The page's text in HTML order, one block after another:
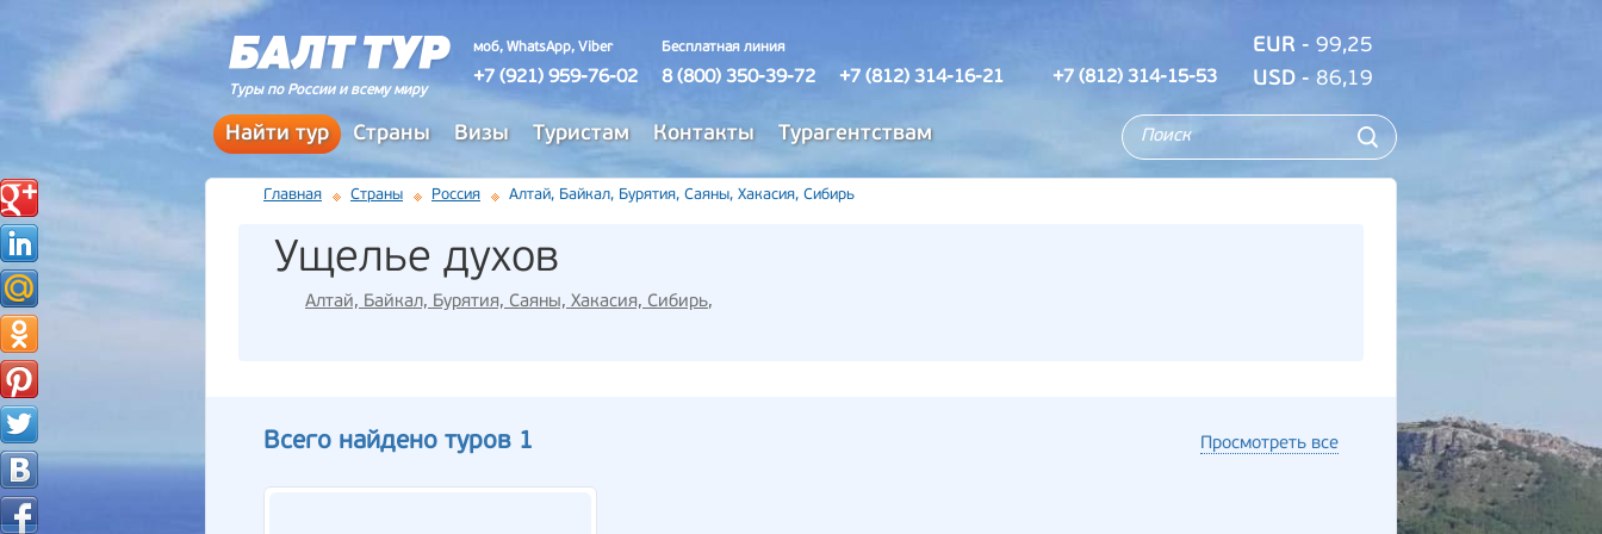
Туры по России и всему миру
моб, WhatsApp, Viber
+7 (921) 959-76-02
Бесплатная линия
8 (800) 350-39-72 +7 (812) 314-16-21 +7 (812) 314-15-53
EUR - 99,25
USD - 86,19
Найти тур Страны Визы Туристам Контакты Турагентствам
Главная Страны Россия Алтай, Байкал, Бурятия, Саяны, Хакасия, Сибирь
Ущелье духов
Алтай, Байкал, Бурятия, Саяны, Хакасия, Сибирь,
Всего найдено туров 1 Просмотреть все